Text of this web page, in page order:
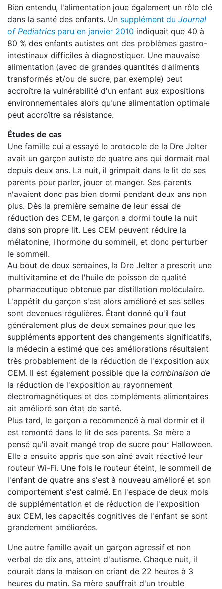
Bien entendu, l'alimentation joue également un rôle clé
dans la santé des enfants. Un supplément du Journal
of Pediatrics paru en janvier 2010 indiquait que 40 à
80 % des enfants autistes ont des problèmes gastro-
intestinaux difficiles à diagnostiquer. Une mauvaise
alimentation (avec de grandes quantités d'aliments
transformés et/ou de sucre, par exemple) peut
accroître la vulnérabilité d'un enfant aux expositions
environnementales alors qu'une alimentation optimale
peut accroître sa résistance.
Études de cas
Une famille qui a essayé le protocole de la Dre Jelter
avait un garçon autiste de quatre ans qui dormait mal
depuis deux ans. La nuit, il grimpait dans le lit de ses
parents pour parler, jouer et manger. Ses parents
n'avaient donc pas bien dormi pendant deux ans non
plus. Dès la première semaine de leur essai de
réduction des CEM, le garçon a dormi toute la nuit
dans son propre lit. Les CEM peuvent réduire la
mélatonine, l'hormone du sommeil, et donc perturber
le sommeil.
Au bout de deux semaines, la Dre Jelter a prescrit une
multivitamine et de l'huile de poisson de qualité
pharmaceutique obtenue par distillation moléculaire.
L'appétit du garçon s'est alors amélioré et ses selles
sont devenues régulières. Étant donné qu'il faut
généralement plus de deux semaines pour que les
suppléments apportent des changements significatifs,
la médecin a estimé que ces améliorations résultaient
très probablement de la réduction de l'exposition aux
CEM. Il est également possible que la combinaison de
la réduction de l'exposition au rayonnement
électromagnétiques et des compléments alimentaires
ait amélioré son état de santé.
Plus tard, le garçon a recommencé à mal dormir et il
est remonté dans le lit de ses parents. Sa mère a
pensé qu'il avait mangé trop de sucre pour Halloween.
Elle a ensuite appris que son aîné avait réactivé leur
routeur Wi-Fi. Une fois le routeur éteint, le sommeil de
l'enfant de quatre ans s'est à nouveau amélioré et son
comportement s'est calmé. En l'espace de deux mois
de supplémentation et de réduction de l'exposition
aux CEM, les capacités cognitives de l'enfant se sont
grandement améliorées.
Une autre famille avait un garçon agressif et non
verbal de dix ans, atteint d'autisme. Chaque nuit, il
courait dans la maison en criant de 22 heures à 3
heures du matin. Sa mère souffrait d'un trouble